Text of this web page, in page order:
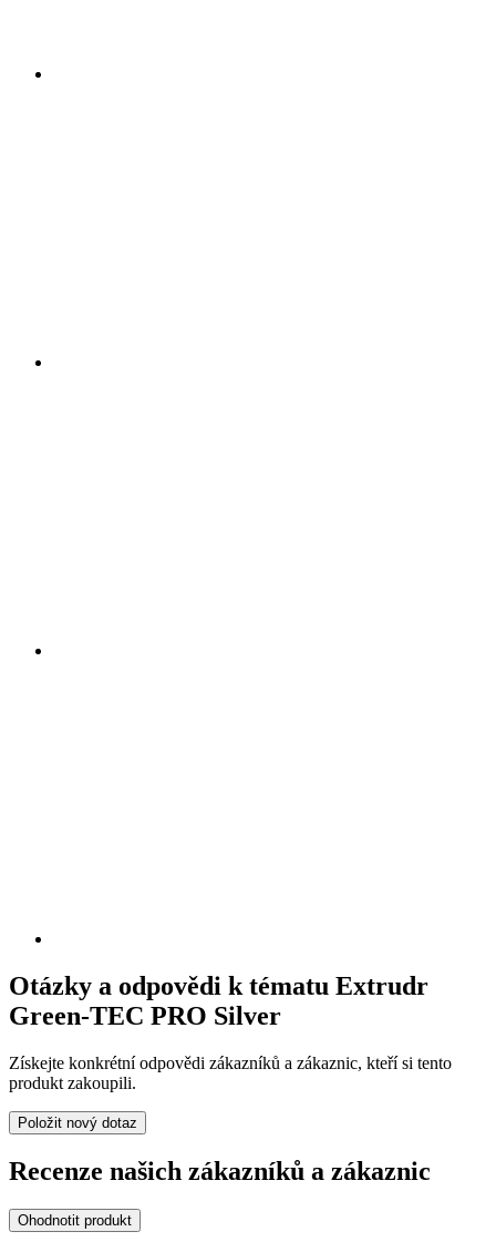
Otázky a odpovědi k tématu Extrudr
Green-TEC PRO Silver
Získejte konkrétní odpovědi zákazníků a zákaznic, kteří si tento
produkt zakoupili.
Položit nový dotaz
Recenze našich zákazníků a zákaznic
Ohodnotit produkt